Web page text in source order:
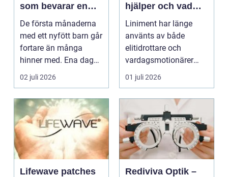
som bevarar en
stor stund
De första månaderna
med ett nyfött barn går
fortare än många
hinner med. Ena dagen
ryms hela foten i...
02 juli 2026
hjälper och vad
man bör tänka på
Liniment har länge
använts av både
elitidrottare och
vardagsmotionärer
för...
01 juli 2026
Lifewave patches
Rediviva Optik –